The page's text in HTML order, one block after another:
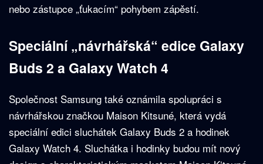
nebo zástupce „ťukacím“ pohybem zápěstí.
Speciální „návrhářská“ edice Galaxy
Buds 2 a Galaxy Watch 4
Společnost Samsung také oznámila spolupráci s
návrhářskou značkou Maison Kitsuné, která vydá
speciální edici sluchátek Galaxy Buds 2 a hodinek
Galaxy Watch 4. Sluchátka i hodinky budou mít nový